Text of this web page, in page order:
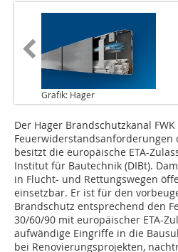
Grafik: Hager
Der Hager Brandschutzkanal
Feuerwiderstandsanforderungen
besitzt die europäische ETA-
Institut für Bautechnik (DIBt).
in Flucht- und Rettungswegen
einsetzbar. Er ist für den
Brandschutz entsprechend den
30/60/90 mit europäischer ETA-
aufwändige Eingriffe in die
bei Renovierungsprojekten,